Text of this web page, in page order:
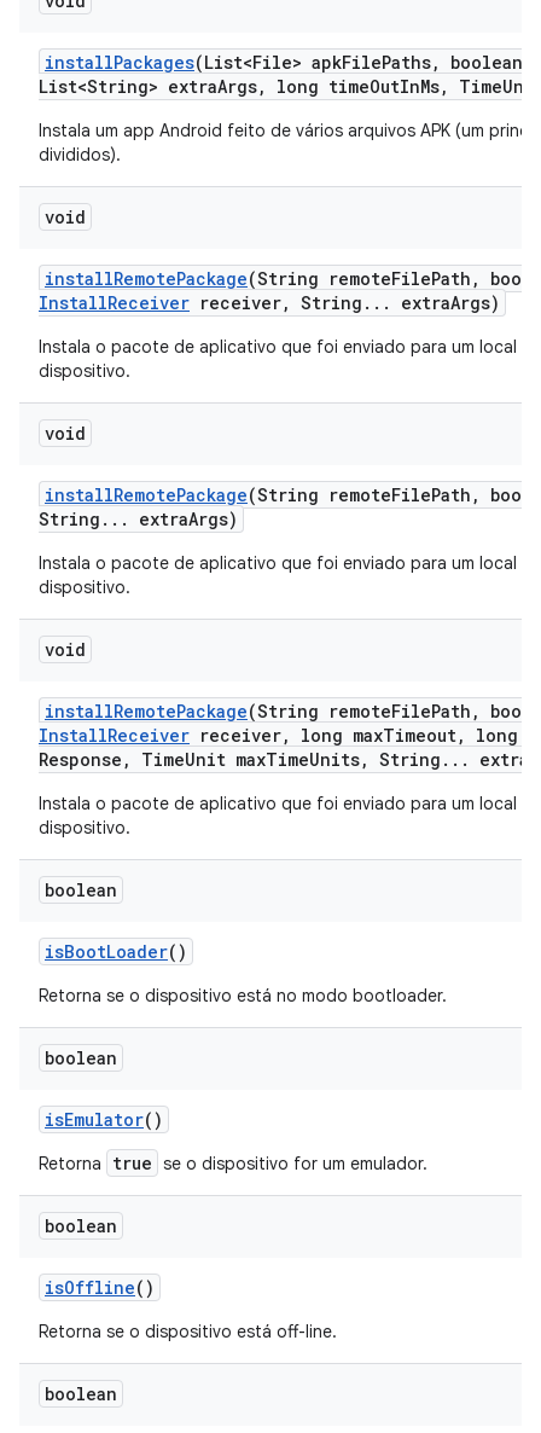
installPackages(List<File> apkFilePaths,
boolean
List<String> extraArgs, long timeOutInMs, Time
Instala um app Android feito de vários arquivos APK (um
divididos).
void
installRemotePackage(String remoteFilePath ,
InstallReceiver receiver, String . . . extraArgs)
Instala o pacote de aplicativo que foi enviado para um local
dispositivo.
void
installRemotePackage(String remoteFilePath ,
String . . . extraArgs)
Instala o pacote de aplicativo que foi enviado para um local
dispositivo.
void
installRemotePackage(String remoteFilePath ,
InstallReceiver receiver, long maxTimeout,
long
Response , TimeUnit maxTimeUnits, String . . . extra
Instala o pacote de aplicativo que foi enviado para um local
dispositivo.
boolean
isBootLoader()
Retorna se o dispositivo está no modo bootloader.
boolean
isEmulator()
Retorna true se o dispositivo for um emulador.
boolean
isOffline()
Retorna se o dispositivo está off-line.
boolean